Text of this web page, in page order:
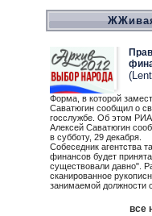
Форма, в которой
Саватюгин сообщил о
госслужбе. Об этом РИА
Алексей Саватюгин
в субботу, 29 декабря.
Собеседник агентства
финансов будет
существовали давно".
сканированное
занимаемой должности
все